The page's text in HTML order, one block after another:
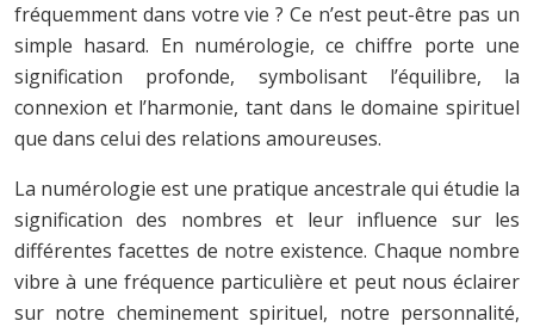
fréquemment dans votre vie ? Ce n’est peut-être pas un
simple hasard. En numérologie, ce chiffre porte une
signification profonde, symbolisant l’équilibre, la
connexion et l’harmonie, tant dans le domaine spirituel
que dans celui des relations amoureuses.
La numérologie est une pratique ancestrale qui étudie la
signification des nombres et leur influence sur les
différentes facettes de notre existence. Chaque nombre
vibre à une fréquence particulière et peut nous éclairer
sur notre cheminement spirituel, notre personnalité,